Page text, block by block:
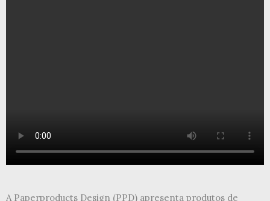
A Paperproducts Design (PPD) apresenta produtos de